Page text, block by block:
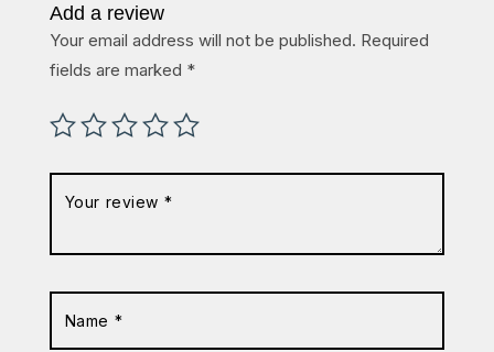
Add a review
Your email address will not be published. Required
fields are marked *